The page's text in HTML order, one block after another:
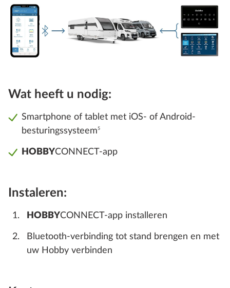
Wat heeft u nodig:
Smartphone of tablet met iOS- of Android-
besturingssysteem 5
HOBBYCONNECT-app
Instaleren:
HOBBYCONNECT-app installeren
Bluetooth-verbinding tot stand brengen en met
uw Hobby verbinden